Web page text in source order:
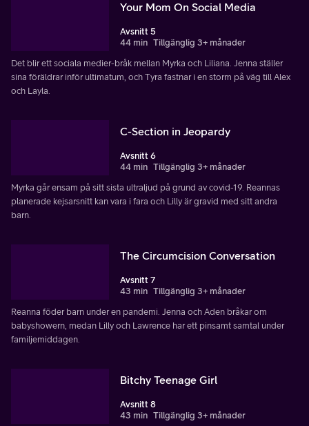
Your Mom On Social Media
Avsnitt 5
44 min Tillgänglig 3+ månader
Det blir ett sociala medier-bråk mellan Myrka och Liliana. Jenna ställer
sina föräldrar inför ultimatum, och Tyra fastnar i en storm på väg till Alex
och Layla.
C-Section in Jeopardy
Avsnitt 6
44 min Tillgänglig 3+ månader
Myrka går ensam på sitt sista ultraljud på grund av covid-19. Reannas
planerade kejsarsnitt kan vara i fara och Lilly är gravid med sitt andra
barn.
The Circumcision Conversation
Avsnitt 7
43 min Tillgänglig 3+ månader
Reanna föder barn under en pandemi. Jenna och Aden bråkar om
babyshowern, medan Lilly och Lawrence har ett pinsamt samtal under
familjemiddagen.
Bitchy Teenage Girl
Avsnitt 8
43 min Tillgänglig 3+ månader